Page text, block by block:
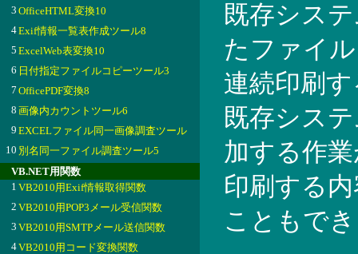
3 OfficeHTML変換10
4Exif情報一覧表作成ツール8
5 ExcelWeb表変換10
6 日付指定ファイルコピーツール3
7 OfficePDF変換8
8 画像内カウントツール6
9 EXCELファイル同一画像調査ツール
10 別名同一ファイル調査ツール5
VB.NET用関数
1 VB2010用Exif情報取得関数
2 VB2010用POP3メール受信関数
3 VB2010用SMTPメール送信関数
4VB2010用コード変換関数
既存シス
たファイ
連続印刷
既存シス
加する作
印刷する
こともで